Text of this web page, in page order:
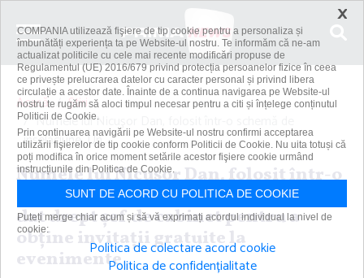
Acasă
Știri
Numele lui Nicuşor Dan, folosit într-o schemă de
înşelăciune. Un...
Numele lui Nicuşor Dan, folosit într-o
schemă de înşelăciune. Un bărbat s-a
dat drept şef de cabinet pentru a
obţine invitaţii gratuite la
evenimente
×
COMPANIA utilizează fişiere de tip cookie pentru a personaliza și
îmbunătăți experiența ta pe Website-ul nostru. Te informăm că ne-am
actualizat politicile cu cele mai recente modificări propuse de
Regulamentul (UE) 2016/679 privind protecția persoanelor fizice în ceea
ce privește prelucrarea datelor cu caracter personal și privind libera
circulație a acestor date. Înainte de a continua navigarea pe Website-ul
nostru te rugăm să aloci timpul necesar pentru a citi și înțelege conținutul
Politicii de Cookie.
Prin continuarea navigării pe Website-ul nostru confirmi acceptarea
utilizării fişierelor de tip cookie conform Politicii de Cookie. Nu uita totuși că
poți modifica în orice moment setările acestor fişiere cookie urmând
instrucțiunile din Politica de Cookie.
SUNT DE ACORD CU POLITICA DE COOKIE
Puteți merge chiar acum și să vă exprimați acordul individual la nivel de
cookie:
Politica de colectare acord cookie
Politica de confidențialitate